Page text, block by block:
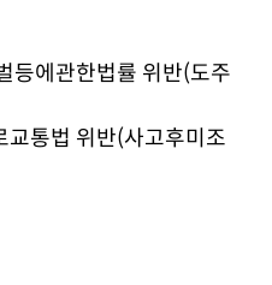
등에관한법률 위반(도주
교통법 위반(사고후미조